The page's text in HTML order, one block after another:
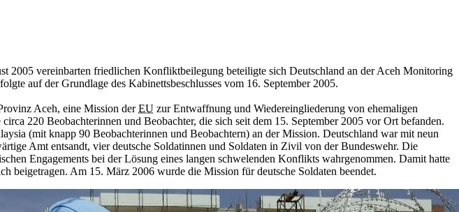
2005 vereinbarten friedlichen Konfliktbeilegung beteiligte sich Deutschland an der Aceh Monitoring
auf der Grundlage des Kabinettsbeschlusses vom 16. September 2005.
Aceh, eine Mission derEU zur Entwaffnung und Wiedereingliederung von ehemaligen
circa 220 Beobachterinnen und Beobachter, die sich seit dem 15. September 2005 vor Ort befanden.
(mit knapp 90 Beobachterinnen und Beobachtern) an der Mission. Deutschland war mit neun
Amt entsandt, vier deutsche Soldatinnen und Soldaten in Zivil von der Bundeswehr. Die
Engagements bei der Lösung eines langen schwelenden Konflikts wahrgenommen. Damit hatte
beigetragen. Am 15. März 2006 wurde die Mission für deutsche Soldaten beendet.